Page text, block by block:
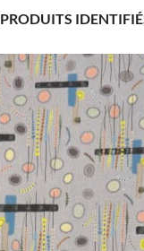
PRODUITS